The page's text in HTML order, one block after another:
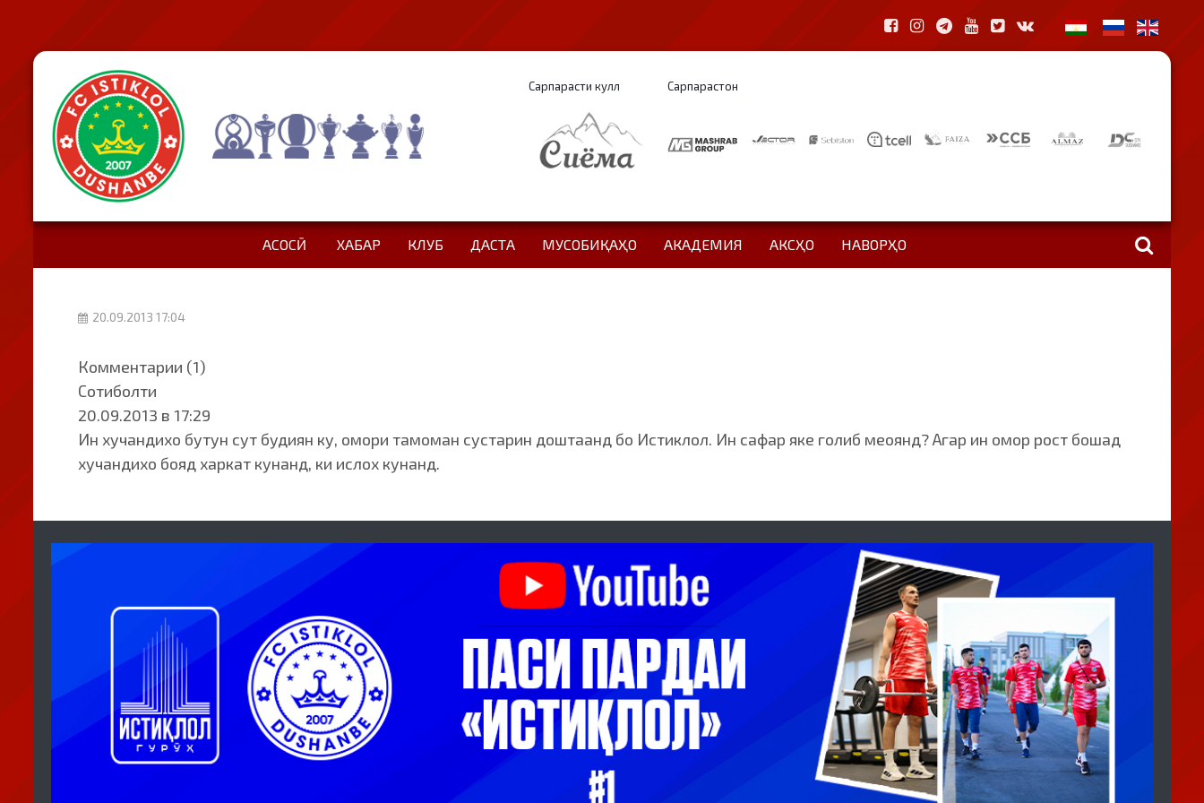
Сарпарасти кулл Сарпарастон
АСОСӢ ХАБАР КЛУБ ДАСТА МУСОБИҚАҲО АКАДЕМИЯ АКСҲО НАВОРҲО
20.09.2013 17:04
Комментарии (1)
Сотиболти
20.09.2013 в 17:29
Ин хучандихо бутун сут будиян ку, омори тамоман сустарин доштаанд бо Истиклол. Ин сафар яке голиб меоянд? Агар ин омор рост бошад
хучандихо бояд харкат кунанд, ки ислох кунанд.